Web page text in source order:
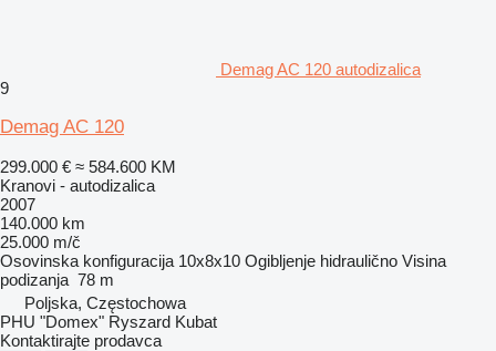
Demag AC 120 autodizalica
9
Demag AC 120
299.000 € ≈ 584.600 KM
Kranovi - autodizalica
2007
140.000 km
25.000 m/č
Osovinska konfiguracija 10x8x10 Ogibljenje hidraulično Visina
podizanja 78 m
Poljska, Częstochowa
PHU "Domex" Ryszard Kubat
Kontaktirajte prodavca